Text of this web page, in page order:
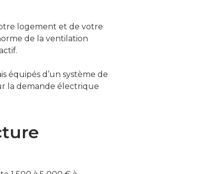
logement et de votre
de la ventilation
équipés d’un système de
la demande électrique